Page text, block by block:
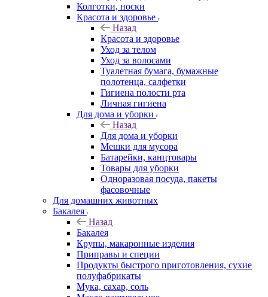
Колготки, носки
Красота и здоровье
Назад
Красота и здоровье
Уход за телом
Уход за волосами
Туалетная бумага, бумажные
полотенца, салфетки
Гигиена полости рта
Личная гигиена
Для дома и уборки
Назад
Для дома и уборки
Мешки для мусора
Батарейки, канцтовары
Товары для уборки
Одноразовая посуда, пакеты
фасовочные
Для домашних животных
Бакалея
Назад
Бакалея
Крупы, макаронные изделия
Приправы и специи
Продукты быстрого приготовления, сухие
полуфабрикаты
Мука, сахар, соль